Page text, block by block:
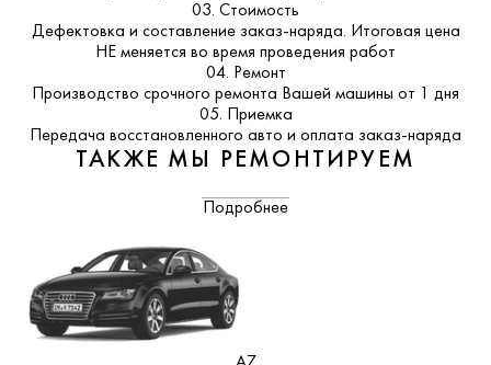
03. Стоимость
Дефектовка и составление заказ-наряда. Итоговая цена
НЕ меняется во время проведения работ
04. Ремонт
Производство срочного ремонта Вашей машины от 1 дня
05. Приемка
Передача восстановленного авто и оплата заказ-наряда
ТАКЖЕ МЫ РЕМОНТИРУЕМ
Подробнее